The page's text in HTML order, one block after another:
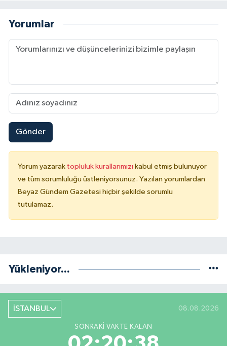
Yorumlar
Gönder
Yorum yazarak topluluk kurallarımızı kabul etmiş bulunuyor
ve tüm sorumluluğu üstleniyorsunuz. Yazılan yorumlardan
Beyaz Gündem Gazetesi hiçbir şekilde sorumlu
tutulamaz.
Yükleniyor...
İSTANBUL 08.08.2026
SONRAKI VAKTE KALAN